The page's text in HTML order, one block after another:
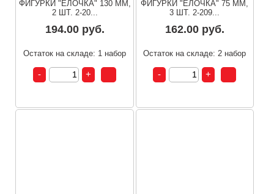
ФИГУРКИ "ЕЛОЧКА" 130 ММ,
2 ШТ. 2-20...
194.00 руб.
Остаток на складе: 1 набор
ФИГУРКИ "ЕЛОЧКА" 75 ММ,
3 ШТ. 2-209...
162.00 руб.
Остаток на складе: 2 набор